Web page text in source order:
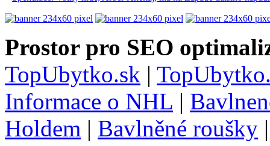
Prostor pro SEO
TopUbytko.sk |
Informace o NHL |
Holdem | Bavlněné roušky